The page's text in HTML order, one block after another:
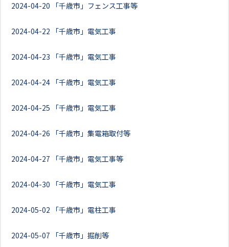
2024-04-20 「千歳市」フェンス工事等
2024-04-22 「千歳市」電気工事
2024-04-23 「千歳市」電気工事
2024-04-24 「千歳市」電気工事
2024-04-25 「千歳市」電気工事
2024-04-26 「千歳市」集電箱取付等
2024-04-27 「千歳市」電気工事等
2024-04-30 「千歳市」電気工事
2024-05-02 「千歳市」電柱工事
2024-05-07 「千歳市」掘削等